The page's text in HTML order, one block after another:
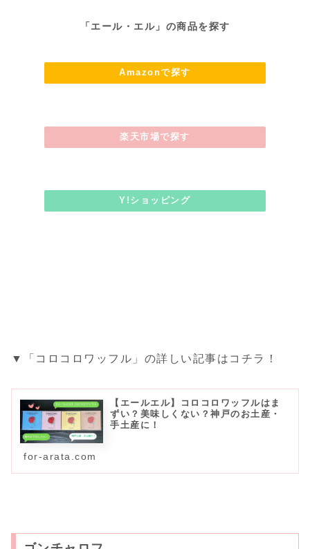
「エール・エル」の商品を探す
Amazonで探す
楽天市場で探す
Y!ショッピング
▼「コロコロワッフル」の詳しい記事はコチラ！
【エールエル】コロコロワッフルはま
ずい？美味しくない？神戸のお土産・
手土産に！
for-arata.com